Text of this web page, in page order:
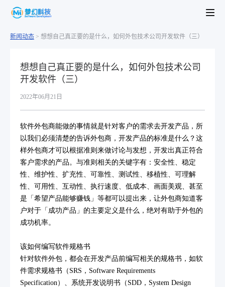
新闻动态 > 想想自己真正要的是什么，如何外包技术公司开发软件（三）
想想自己真正要的是什么，如何外包技术公司
开发软件（三）
2022年06月21日
软件外包商能做的事情就是针对客户的需求去开发产品，所
以我们必须清楚的告诉外包商，开发产品的标准是什么？这
样外包商才可以根据准则来做讨论与发想，开发出真正符合
客户需求的产品。与准则相关的关键字有：安全性、稳定
性、维护性、扩充性、可靠性、测试性、移植性、可理解
性、可用性、互动性、执行速度、低成本、画面美观、甚至
是「希望产品能够赚钱」等都可以提出来，让外包商知道客
户对于「成功产品」的主要定义是什么，绝对有助于外包的
成功机率。
该如何编写软件规格书
针对软件外包，都会在开发产品前编写相关的规格书，如软
件需求规格书（SRS，Software Requirements
Specification）、系统开发说明书（SDD，System Design